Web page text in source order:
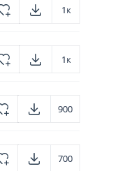
1к
1к
900
700